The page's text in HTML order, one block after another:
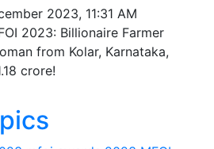
2023, 11:31 AM
2023: Billionaire Farmer
from Kolar, Karnataka,
crore!